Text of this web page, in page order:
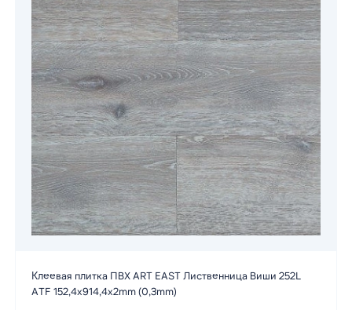
Клеевая плитка ПВХ ART EAST Лиственница Виши 252L
ATF 152,4х914,4х2mm (0,3mm)